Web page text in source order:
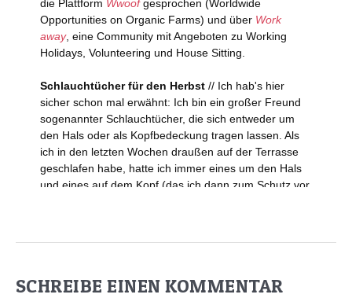
SCHREIBE EINEN KOMMENTAR